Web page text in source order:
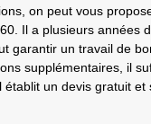
on peut vous
Il a plusieurs années
garantir un travail de
supplémentaires, il
un devis gratuit et